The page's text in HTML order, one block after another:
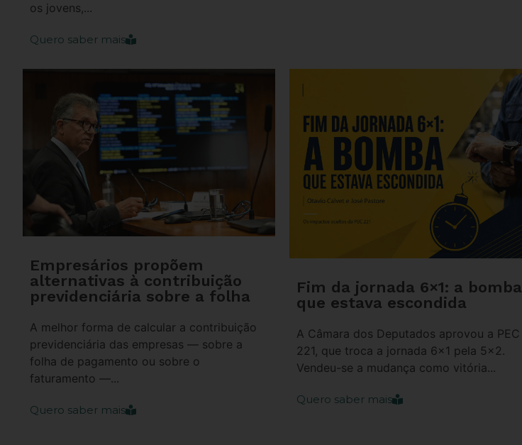
os jovens,...
Quero saber mais
Empresários propõem
alternativas à contribuição
previdenciária sobre a folha
A melhor forma de calcular a contribuição
previdenciária das empresas — sobre a
folha de pagamento ou sobre o
faturamento —...
Quero saber mais
Fim da jornada 6×1: a bomba
que estava escondida
A Câmara dos Deputados aprovou a PEC
221, que troca a jornada 6×1 pela 5×2.
Vendeu-se a mudança como vitória...
Quero saber mais